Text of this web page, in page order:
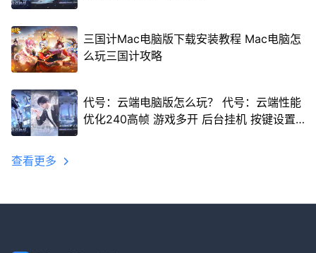
三国计Mac电脑版下载安装教程 Mac电脑怎
么玩三国计攻略
代号：云端电脑版怎么玩？ 代号：云端性能
优化240高帧 游戏多开 后台挂机 按键设置
查看更多